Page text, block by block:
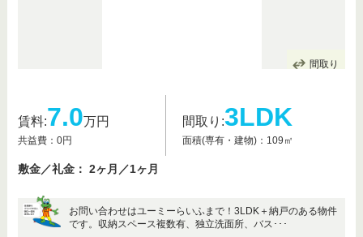
間取り
賃料:7.0万円
共益費：0円
間取り:3LDK
面積(専有・建物)：109㎡
敷金／礼金： 2ヶ月／1ヶ月
お問い合わせはユーミーらいふまで！3LDK＋納戸のある物件
です。収納スペース複数有、独立洗面所、バス･･･